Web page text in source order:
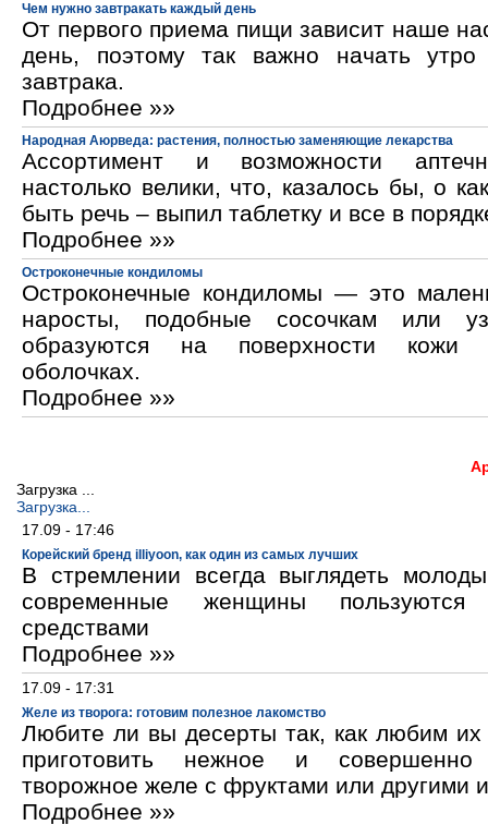
Чем нужно завтракать каждый день
От первого приема пищи зависит наше
день, поэтому так важно начать утро
завтрака.
Подробнее »»
Народная Аюрведа: растения, полностью заменяющие лекарства
Ассортимент и возможности
настолько велики, что, казалось бы, о
быть речь – выпил таблетку и все в
Подробнее »»
Остроконечные кондиломы
Остроконечные кондиломы — это
наросты, подобные сосочкам или
образуются на поверхности кожи
оболочках.
Подробнее »»
Загрузка ...
Загрузка...
17.09 - 17:46
Корейский бренд illiyoon, как один из самых лучших
В стремлении всегда выглядеть
современные женщины пользуются
средствами
Подробнее »»
17.09 - 17:31
Желе из творога: готовим полезное лакомство
Любите ли вы десерты так, как любим
приготовить нежное и
творожное желе с фруктами или другими
Подробнее »»